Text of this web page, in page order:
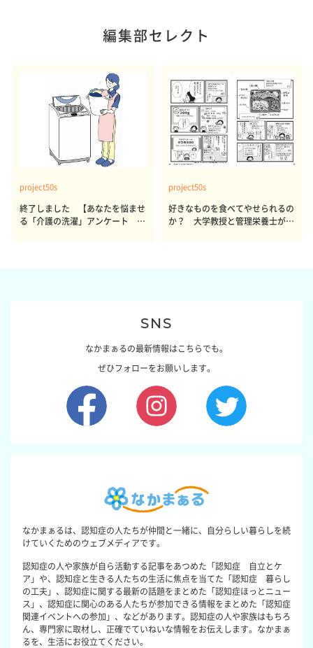
編集部セレクト
project50s
終了しました 【あなたを悩ませ
る「介護の洗濯」アンケート 体
project50s
好きなものを食べてやせられるの
か？ 大学教授と管理栄養士が出
SNS
なかまぁるの最新情報はこちらでも。
ぜひフォローをお願いします。
なかまぁるは、認知症の人たちが仲間と一緒に、自分らしい暮らしを続
けていくためのウェブメディアです。
認知症の人や家族が自ら活動する記事をあつめた「認知症 自立とケ
ア」や、認知症と生きる人たちの生活に焦点を当てた「認知症 暮らし
の工夫」、認知症に関する最新の話題をまとめた「認知症ほっとニュー
ス」、認知症に関心のある人たちが参加できる情報をまとめた「認知症
関連イベントへの参加」、などがあります。認知症の人や家族はもちろ
ん、専門家に取材し、正確でていねいな情報をお伝えします。なかまぁ
るを、生活にお役立てください。